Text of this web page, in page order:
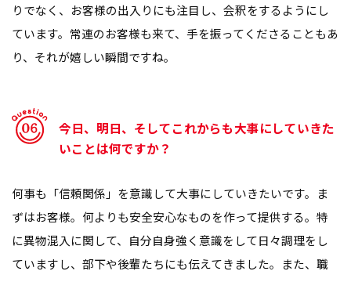
りでなく、お客様の出入りにも注目し、会釈をするようにし
ています。常連のお客様も来て、手を振ってくださることもあ
り、それが嬉しい瞬間ですね。
今日、明日、そしてこれからも大事にしていきた
いことは何ですか？
何事も「信頼関係」を意識して大事にしていきたいです。ま
ずはお客様。何よりも安全安心なものを作って提供する。特
に異物混入に関して、自分自身強く意識をして日々調理をし
ていますし、部下や後輩たちにも伝えてきました。また、職